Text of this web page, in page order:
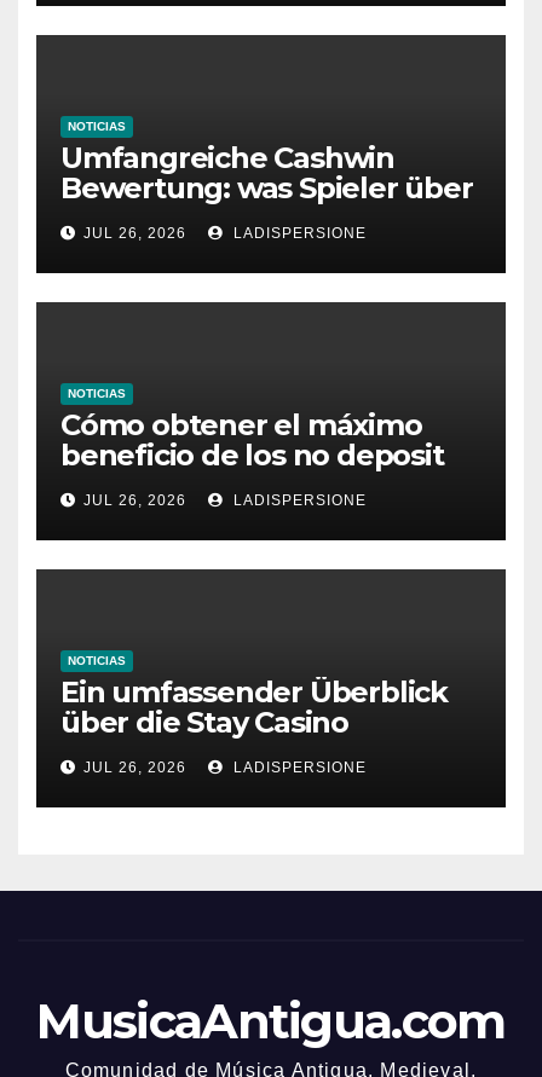
NOTICIAS
Umfangreiche Cashwin
Bewertung: was Spieler über
dieses Casino denken
JUL 26, 2026 LADISPERSIONE
NOTICIAS
Cómo obtener el máximo
beneficio de los no deposit
bonus codes de roby casino
JUL 26, 2026 LADISPERSIONE
NOTICIAS
Ein umfassender Überblick
über die Stay Casino
Bonusbedingungen
JUL 26, 2026 LADISPERSIONE
MusicaAntigua.com
Comunidad de Música Antigua. Medieval,